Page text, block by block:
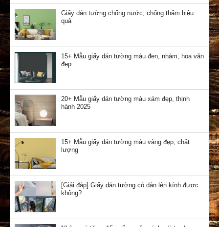
Giấy dán tường chống nước, chống thấm hiệu
quả
15+ Mẫu giấy dán tường màu đen, nhám, hoa văn
đẹp
20+ Mẫu giấy dán tường màu xám đẹp, thịnh
hành 2025
15+ Mẫu giấy dán tường màu vàng đẹp, chất
lượng
[Giải đáp] Giấy dán tường có dán lên kính được
không?